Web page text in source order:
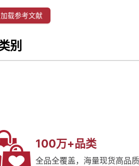
载参考文献
别
100万+品类
全品全覆盖，海量现货高品